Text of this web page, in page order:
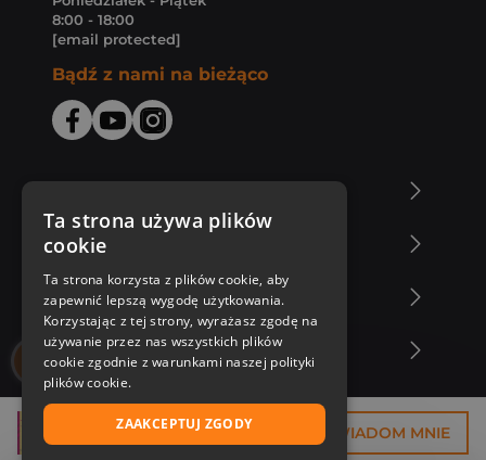
37,42 zł POWIADOM MNIE
8:00 - 18:00
[email protected]
Bądź z nami na bieżąco
Zakupy u nas
Nasza oferta
Nasi autorzy
Ta strona używa plików
cookie
Ta strona korzysta z plików cookie, aby
zapewnić lepszą wygodę użytkowania.
Korzystając z tej strony, wyrażasz zgodę na
używanie przez nas wszystkich plików
cookie zgodnie z warunkami naszej polityki
plików cookie.
ZAAKCEPTUJ ZGODY